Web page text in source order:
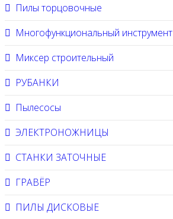
Пилы торцовочные
Многофункциональный инструмент
Миксер строительный
РУБАНКИ
Пылесосы
ЭЛЕКТРОНОЖНИЦЫ
СТАНКИ ЗАТОЧНЫЕ
ГРАВЁР
ПИЛЫ ДИСКОВЫЕ